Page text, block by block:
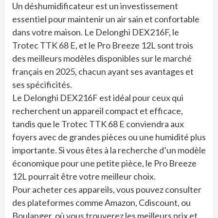
Un déshumidificateur est un investissement
essentiel pour maintenir un air sain et confortable
dans votre maison. Le Delonghi DEX216F, le
Trotec TTK 68 E, et le Pro Breeze 12L sont trois
des meilleurs modèles disponibles sur le marché
français en 2025, chacun ayant ses avantages et
ses spécificités.
Le Delonghi DEX216F est idéal pour ceux qui
recherchent un appareil compact et efficace,
tandis que le Trotec TTK 68 E conviendra aux
foyers avec de grandes pièces ou une humidité plus
importante. Si vous êtes à la recherche d’un modèle
économique pour une petite pièce, le Pro Breeze
12L pourrait être votre meilleur choix.
Pour acheter ces appareils, vous pouvez consulter
des plateformes comme Amazon, Cdiscount, ou
Boulanger, où vous trouverez les meilleurs prix et